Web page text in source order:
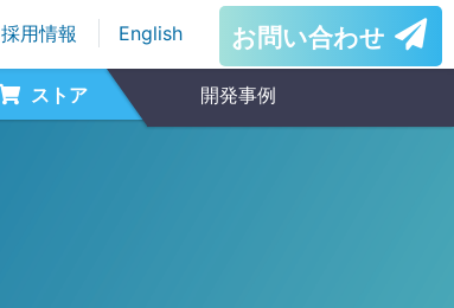
採用情報 English お問い合わせ
ストア 開発事例